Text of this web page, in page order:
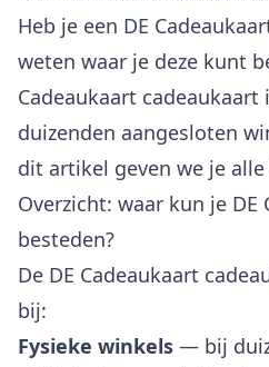
Heb je een DE
weten waar je deze kunt
Cadeaukaart
duizenden aangesloten
dit artikel geven we je
Overzicht: waar kun je DE
besteden?
De DE Cadeaukaart
bij:
Fysieke winkels — bij